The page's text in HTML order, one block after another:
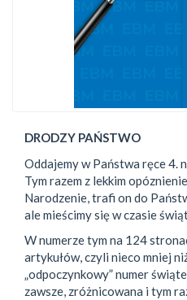
DRODZY PAŃSTWO
Oddajemy w Państwa ręce 4.
Tym razem z lekkim
Narodzenie, trafi on do
ale mieścimy się w czasie
W numerze tym na 124
artykułów, czyli nieco mniej
„odpoczynkowy” numer
zawsze, zróżnicowana i tym